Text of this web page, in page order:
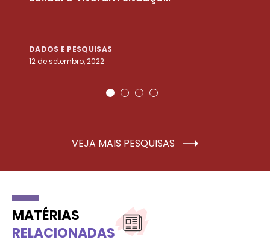
DADOS E PESQUISAS
12 de setembro, 2022
VEJA MAIS PESQUISAS
MATÉRIAS
RELACIONADAS